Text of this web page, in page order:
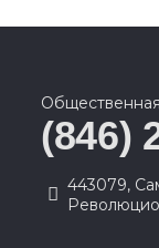
(846)
443079,